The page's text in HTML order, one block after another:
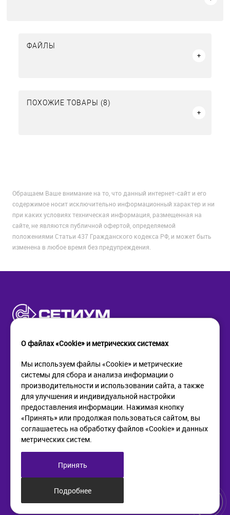
ФАЙЛЫ
ПОХОЖИЕ ТОВАРЫ (8)
Обращаем Ваше внимание на то, что данный интернет-сайт и его
содержимое носит исключительно информационный характер и ни
при каких условиях техническая информация, размещенная на
сайте, не являются публичной офертой, определяемой
положениями Статьи 437 Гражданского кодекса РФ, и может быть
изменена в любое время без предупреждения.
КОМПАНИЯ
О компании
Новости
Контакты
ПОМОЩЬ
Как купить
Доставка
Возврат
ИНФОРМАЦИЯ
Политика в отношении
обработки персональных
web@setium.ru
Малый пр. П.С., д 84-86
О файлах «Cookie» и метрических системах
Мы используем файлы «Cookie» и метрические
системы для сбора и анализа информации о
производительности и использовании сайта, а также
для улучшения и индивидуальной настройки
предоставления информации. Нажимая кнопку
«Принять» или продолжая пользоваться сайтом, вы
соглашаетесь на обработку файлов «Cookie» и данных
метрических систем.
Принять
Подробнее